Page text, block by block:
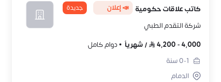
كاتب علاقات حكومية 📣 إعلان جديدة
شركة التقدم الطبي
4,000
-
4,200
/ شهرياً
دوام كامل
0-1سنة
الدمام